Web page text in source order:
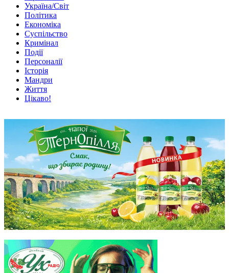
Україна/Світ
Політика
Економіка
Суспільство
Кримінал
Події
Персоналії
Історія
Мандри
Життя
Цікаво!